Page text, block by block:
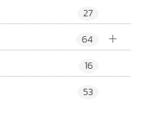
27
+
64
16
53